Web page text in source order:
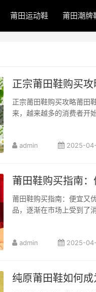
莆田运动鞋 莆田潮牌
正宗莆田鞋购买
正宗莆田鞋购买攻略莆田
来，越来越多的消费者开
admin 2025-
莆田鞋购买指南
莆田鞋购买指南：便宜又
品，逐渐在市场上受到了
admin 2025-
纯原莆田鞋如何